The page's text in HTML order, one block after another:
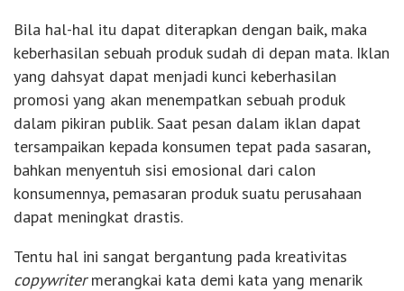
Bila hal-hal itu dapat diterapkan dengan baik, maka
keberhasilan sebuah produk sudah di depan mata. Iklan
yang dahsyat dapat menjadi kunci keberhasilan
promosi yang akan menempatkan sebuah produk
dalam pikiran publik. Saat pesan dalam iklan dapat
tersampaikan kepada konsumen tepat pada sasaran,
bahkan menyentuh sisi emosional dari calon
konsumennya, pemasaran produk suatu perusahaan
dapat meningkat drastis.
Tentu hal ini sangat bergantung pada kreativitas
copywritermerangkai kata demi kata yang menarik